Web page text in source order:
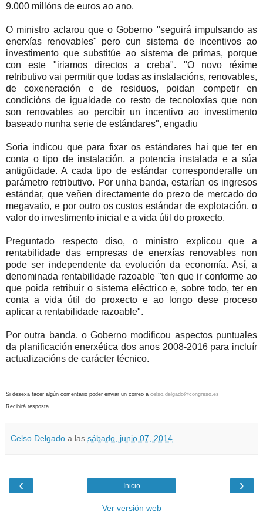
9.000 millóns de euros ao ano.
O ministro aclarou que o Goberno "seguirá impulsando as
enerxías renovables" pero cun sistema de incentivos ao
investimento que substitúe ao sistema de primas, porque
con este "iriamos directos a creba". "O novo réxime
retributivo vai permitir que todas as instalacións, renovables,
de coxeneración e de residuos, poidan competir en
condicións de igualdade co resto de tecnoloxías que non
son renovables ao percibir un incentivo ao investimento
baseado nunha serie de estándares", engadiu
Soria indicou que para fixar os estándares hai que ter en
conta o tipo de instalación, a potencia instalada e a súa
antigüidade. A cada tipo de estándar corresponderalle un
parámetro retributivo. Por unha banda, estarían os ingresos
estándar, que veñen directamente do prezo de mercado do
megavatio, e por outro os custos estándar de explotación, o
valor do investimento inicial e a vida útil do proxecto.
Preguntado respecto diso, o ministro explicou que a
rentabilidade das empresas de enerxías renovables non
pode ser independente da evolución da economía. Así, a
denominada rentabilidade razoable "ten que ir conforme ao
que poida retribuir o sistema eléctrico e, sobre todo, ter en
conta a vida útil do proxecto e ao longo dese proceso
aplicar a rentabilidade razoable".
Por outra banda, o Goberno modificou aspectos puntuales
da planificación enerxética dos anos 2008-2016 para incluír
actualizacións de carácter técnico.
Si desexa facer algún comentario poder enviar un correo a celso.delgado@congreso.es
Recibirá resposta
Celso Delgado a las sábado, junio 07, 2014
‹ ›
Inicio
Ver versión web